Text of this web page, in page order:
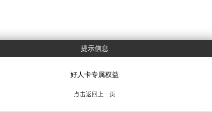
提示信息
好人卡专属权益
点击返回上一页